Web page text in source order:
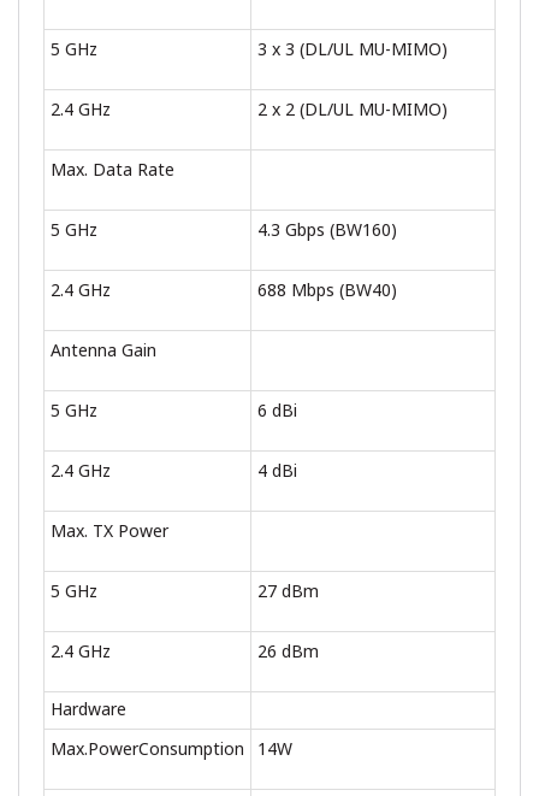
5 GHz 3 x 3 (DL/UL MU-MIMO)
2.4 GHz 2 x 2 (DL/UL MU-MIMO)
Max. Data Rate
5 GHz 4.3 Gbps (BW160)
2.4 GHz 688 Mbps (BW40)
Antenna Gain
5 GHz 6 dBi
2.4 GHz 4 dBi
Max. TX Power
5 GHz 27 dBm
2.4 GHz 26 dBm
Hardware
Max.PowerConsumption
14W